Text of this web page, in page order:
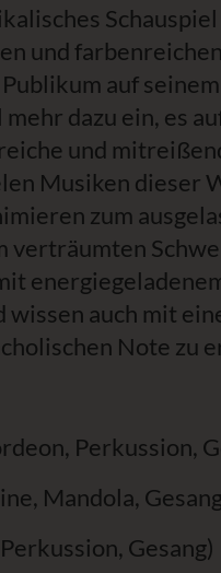
und
auf
dazu ein, es
und
Musiken dieser
zum
verträumten
wissen auch mit
Note zu
Perkussion,
Mandola,
Gesang)